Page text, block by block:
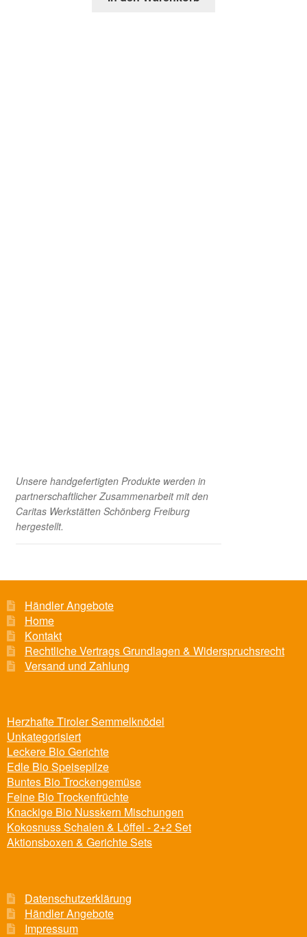
Unsere handgefertigten Produkte werden in
partnerschaftlicher Zusammenarbeit mit den
Caritas Werkstätten Schönberg Freiburg
hergestellt.
Händler Angebote
Home
Kontakt
Rechtliche Vertrags Grundlagen & Widerspruchsrecht
Versand und Zahlung
Herzhafte Tiroler Semmelknödel
Unkategorisiert
Leckere Bio Gerichte
Edle Bio Speisepilze
Buntes Bio Trockengemüse
Feine Bio Trockenfrüchte
Knackige Bio Nusskern Mischungen
Kokosnuss Schalen & Löffel - 2+2 Set
Aktionsboxen & Gerichte Sets
Datenschutzerklärung
Händler Angebote
Impressum